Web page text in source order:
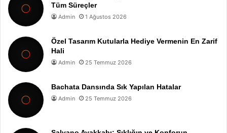
Tüm Süreçler
Admin 1 Ağustos 2026
Özel Tasarım Kutularla Hediye Vermenin En Zarif
Hali
Admin 25 Temmuz 2026
Bachata Dansında Sık Yapılan Hatalar
Admin 25 Temmuz 2026